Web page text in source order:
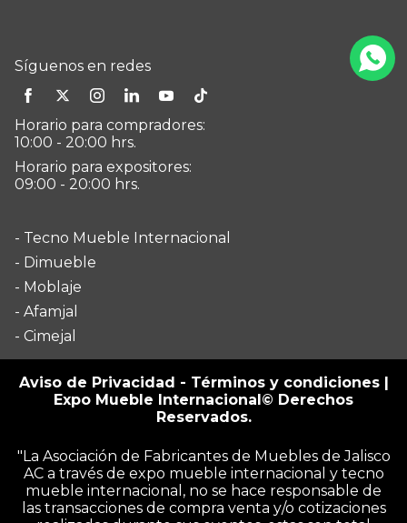
Síguenos en redes
Horario para compradores:
10:00 - 20:00 hrs.
Horario para expositores:
09:00 - 20:00 hrs.
- Tecno Mueble Internacional
- Dimueble
- Moblaje
- Afamjal
- Cimejal
Aviso de Privacidad - Términos y condiciones|
Expo Mueble Internacional© Derechos
Reservados.
"La Asociación de Fabricantes de Muebles de Jalisco
AC a través de expo mueble internacional y tecno
mueble internacional, no se hace responsable de
las transacciones de compra venta y/o cotizaciones